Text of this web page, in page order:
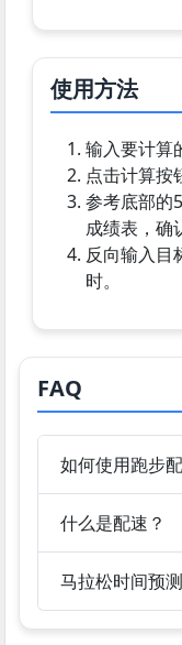
使用方法
输入要计算
点击计算按
参考底部的
成绩表，确
反向输入目
时。
FAQ
如何使用跑步
什么是配速？
马拉松时间预